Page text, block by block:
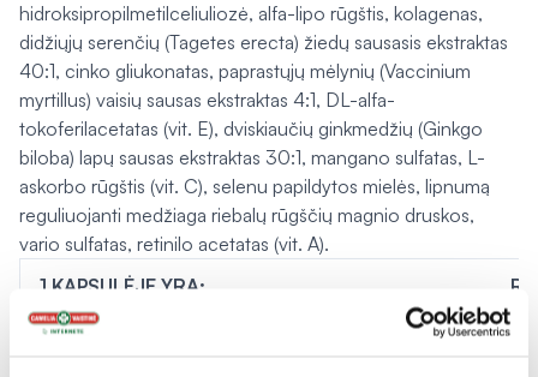
hidroksipropilmetilceliuliozė, alfa-lipo rūgštis, kolagenas,
didžiųjų serenčių (Tagetes erecta) žiedų sausasis ekstraktas
40:1, cinko gliukonatas, paprastųjų mėlynių (Vaccinium
myrtillus) vaisių sausas ekstraktas 4:1, DL-alfa-
tokoferilacetatas (vit. E), dviskiaučių ginkmedžių (Ginkgo
biloba) lapų sausas ekstraktas 30:1, mangano sulfatas, L-
askorbo rūgštis (vit. C), selenu papildytos mielės, lipnumą
reguliuojanti medžiaga riebalų rūgščių magnio druskos,
vario sulfatas, retinilo acetatas (vit. A).
1 KAPSULĖJE YRA: